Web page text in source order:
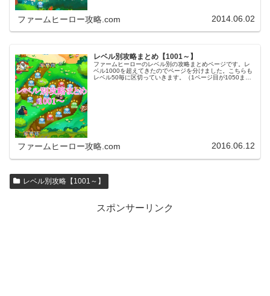
ファームヒーロー攻略.com 2014.06.02
レベル別攻略まとめ【1001～】
ファームヒーローのレベル別の攻略まとめページです。レ
ベル1000を超えてきたのでページを分けました。こちらも
レベル50毎に区切っていきます。（1ページ目が1050ま
ファームヒーロー攻略.com 2016.06.12
レベル別攻略【1001～】
スポンサーリンク